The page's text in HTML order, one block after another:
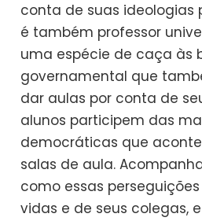
conta de suas ideologias
é também professor
uma espécie de caça às
governamental que
dar aulas por conta de
alunos participem das
democráticas que
salas de aula.
como essas
vidas e de seus colegas,